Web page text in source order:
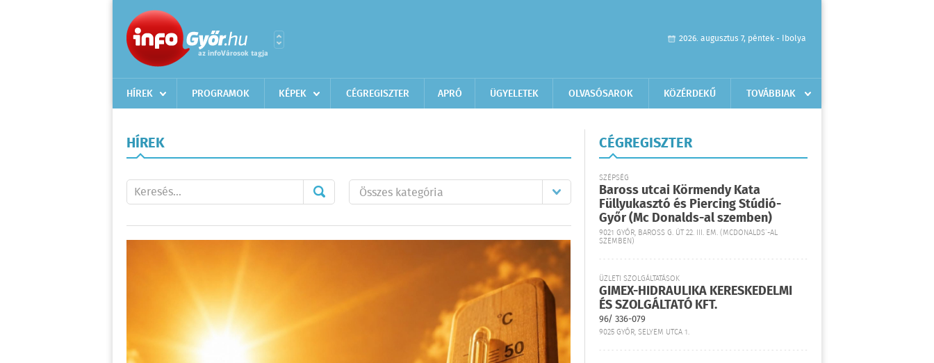
2026. augusztus 7, péntek - Ibolya
HÍREK PROGRAMOK KÉPEK CÉGREGISZTER APRÓ ÜGYELETEK OLVASÓSAROK KÖZÉRDEKŰ TOVÁBBIAK
HÍREK CÉGREGISZTER
SZÉPSÉG
Baross utcai Körmendy Kata
Füllyukasztó és Piercing Stúdió-
Győr (Mc Donalds-al szemben)
9021 GYŐR, BAROSS G. ÚT 22. III. EM. (MCDONALDS´-AL
SZEMBEN)
ÜZLETI SZOLGÁLTATÁSOK
GIMEX-HIDRAULIKA KERESKEDELMI
ÉS SZOLGÁLTATÓ KFT.
96/ 336-079
9025 GYŐR, SELYEM UTCA 1.